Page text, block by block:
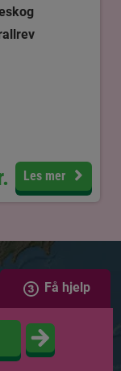
Les mer
Få hjelp